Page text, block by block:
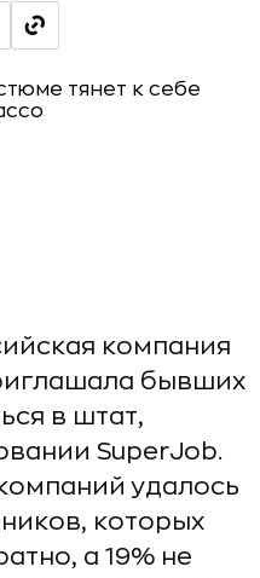
компания
бывших
в штат,
SuperJob.
удалось
которых
а 19% не